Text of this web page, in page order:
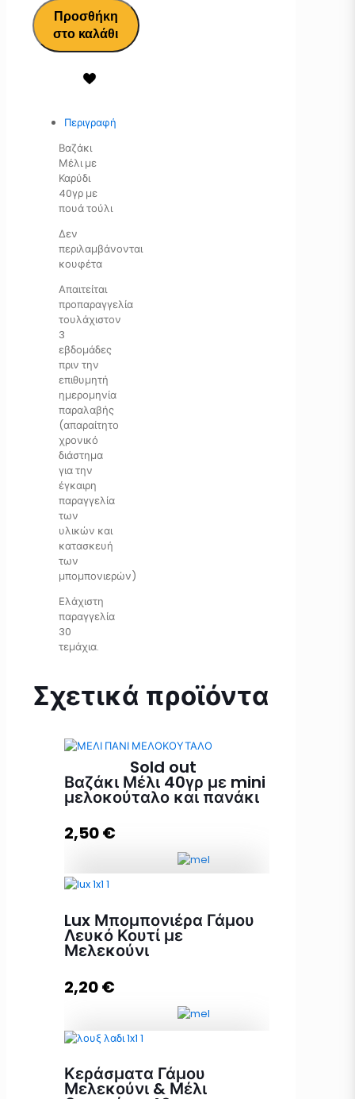
Προσθήκη
στο καλάθι
Περιγραφή
Βαζάκι
Μέλι με
Καρύδι
40γρ με
πουά τούλι
Δεν
περιλαμβάνονται
κουφέτα
Απαιτείται
προπαραγγελία
τουλάχιστον
3
εβδομάδες
πριν την
επιθυμητή
ημερομηνία
παραλαβής
(απαραίτητο
χρονικό
διάστημα
για την
έγκαιρη
παραγγελία
των
υλικών και
κατασκευή
των
μπομπονιερών)
Ελάχιστη
παραγγελία
30
τεμάχια.
Σχετικά προϊόντα
Sold out
Βαζάκι Μέλι 40γρ με mini
μελοκούταλο και πανάκι
2,50€
μελοκούταλο και πανάκι ποσότητα
Lux Μπομπονιέρα Γάμου
Λευκό Κουτί με
Μελεκούνι
2,20€
Lux Μπομπονιέρα Γάμου Λευκό
Κουτί με Μελεκούνι ποσότητα
Κεράσματα Γάμου
Μελεκούνι & Μέλι